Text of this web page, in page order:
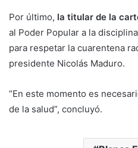
Por último, la titular de la
al Poder Popular a la
para respetar la cuarentena
presidente Nicolás Maduro.
“En este momento es
de la salud”, concluyó.